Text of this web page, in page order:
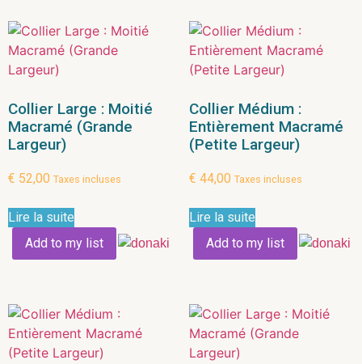
Collier Large : Moitié
Macramé (Grande
Largeur)
€ 52,00 Taxes incluses
Lire la suite
Add to my list
Collier Médium :
Entièrement Macramé
(Petite Largeur)
€ 44,00 Taxes incluses
Lire la suite
Add to my list